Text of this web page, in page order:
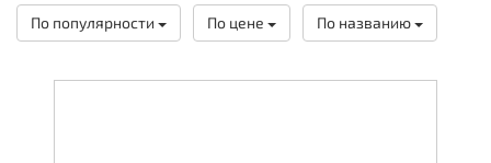
По популярности По цене По названию